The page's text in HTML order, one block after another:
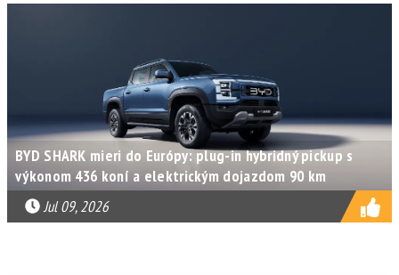
BYD SHARK mieri do Európy: plug-in hybridný pickup s
výkonom 436 koní a elektrickým dojazdom 90 km
Jul 09, 2026